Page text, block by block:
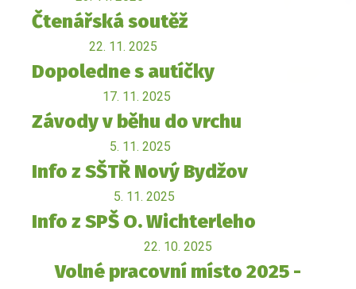
Čtenářská soutěž
22. 11. 2025
Dopoledne s autíčky
17. 11. 2025
Závody v běhu do vrchu
5. 11. 2025
Info z SŠTŘ Nový Bydžov
5. 11. 2025
Info z SPŠ O. Wichterleho
22. 10. 2025
Volné pracovní místo 2025 -